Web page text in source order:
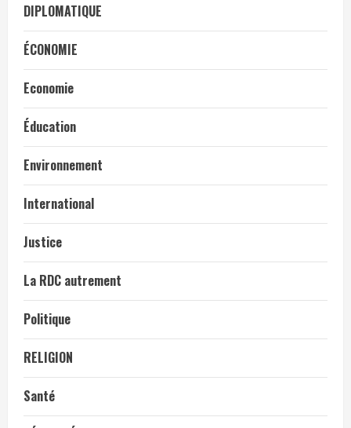
DIPLOMATIQUE
ÉCONOMIE
Economie
Éducation
Environnement
International
Justice
La RDC autrement
Politique
RELIGION
Santé